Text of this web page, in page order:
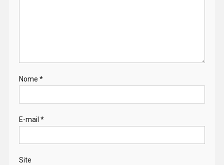
Nome *
E-mail *
Site